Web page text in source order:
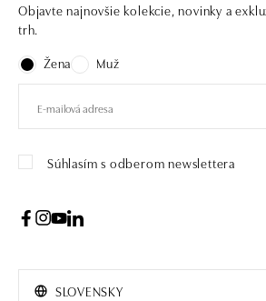
Objavte najnovšie kolekcie, novinky a
trh.
Žena
Muž
Súhlasím s odberom newslettera
SLOVENSKY